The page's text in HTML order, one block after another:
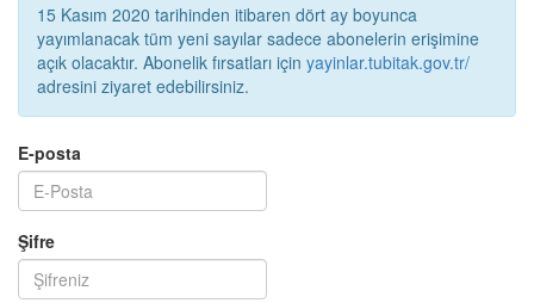
15 Kasım 2020 tarihinden itibaren dört ay boyunca
yayımlanacak tüm yeni sayılar sadece abonelerin erişimine
açık olacaktır. Abonelik fırsatları için yayinlar.tubitak.gov.tr/
adresini ziyaret edebilirsiniz.
E-posta
Şifre